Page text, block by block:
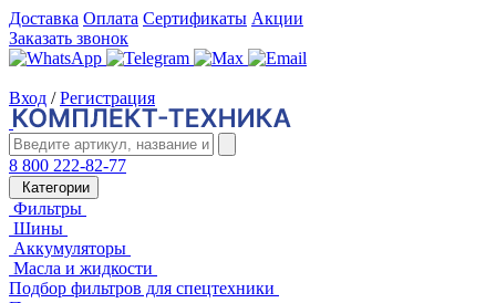
Доставка Оплата Сертификаты Акции
Заказать звонок
Вход / Регистрация
8 800 222-82-77
Категории
Фильтры
Шины
Аккумуляторы
Масла и жидкости
Подбор фильтров для спецтехники